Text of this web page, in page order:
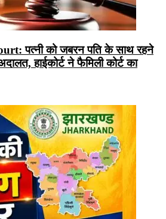
पत्नी को जबरन पति के साथ रहने
हाईकोर्ट ने फैमिली कोर्ट का